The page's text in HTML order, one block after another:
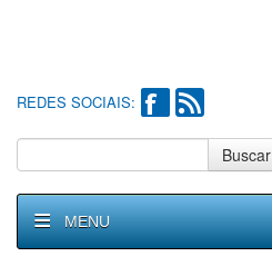
REDES SOCIAIS:
Buscar
MENU